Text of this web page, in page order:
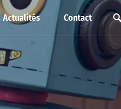
Actualités Contact